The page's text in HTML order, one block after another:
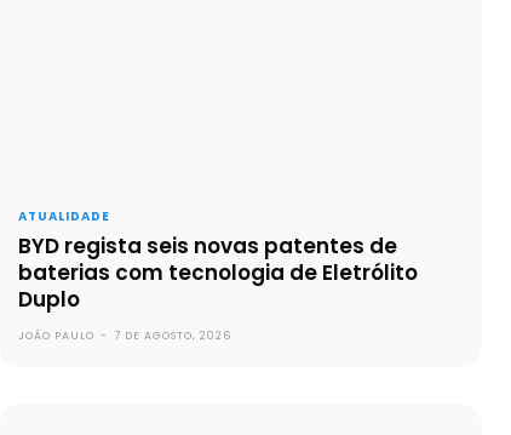
ATUALIDADE
BYD regista seis novas patentes de
baterias com tecnologia de Eletrólito
Duplo
JOÃO PAULO - 7 DE AGOSTO, 2026